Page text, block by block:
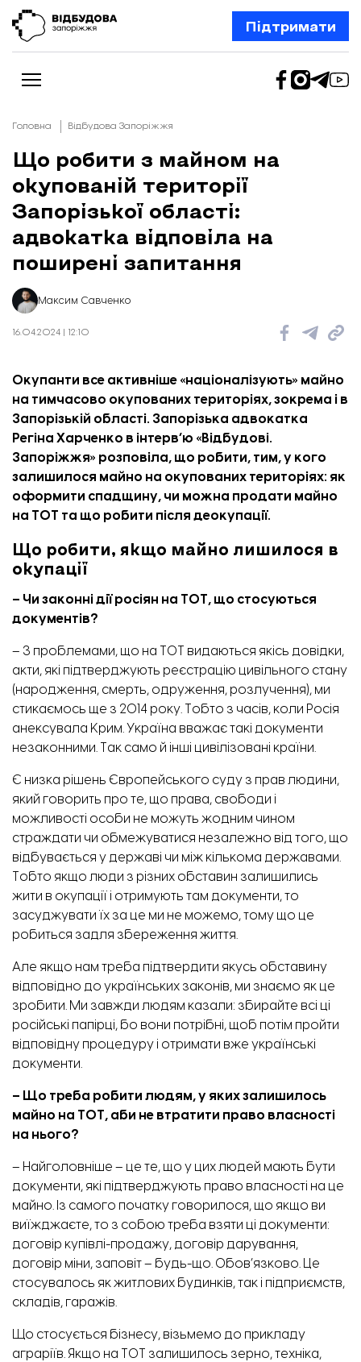
Підтримати
Новини
Відбудова Запоріжжя
Ексклюзив
Шлях додому
Відбудова. Життя
Колонки
Про нас
Редакційна політика
Головна Відбудова Запоріжжя
Що робити з майном на
окупованій території
Запорізької області:
адвокатка відповіла на
поширені запитання
Максим Савченко
16.04.2024 | 12:10
Окупанти все активніше «націоналізують» майно
на тимчасово окупованих територіях, зокрема і в
Запорізькій області. Запорізька адвокатка
Регіна Харченко в інтерв’ю «Відбудові.
Запоріжжя» розповіла, що робити, тим, у кого
залишилося майно на окупованих територіях: як
оформити спадщину, чи можна продати майно
на ТОТ та що робити після деокупації.
Що робити, якщо майно лишилося в
окупації
– Чи законні дії росіян на ТОТ, що стосуються
документів?
– З проблемами, що на ТОТ видаються якісь довідки,
акти, які підтверджують реєстрацію цивільного стану
(народження, смерть, одруження, розлучення), ми
стикаємось ще з 2014 року. Тобто з часів, коли Росія
анексувала Крим. Україна вважає такі документи
незаконними. Так само й інші цивілізовані країни.
Є низка рішень Європейського суду з прав людини,
який говорить про те, що права, свободи і
можливості особи не можуть жодним чином
страждати чи обмежуватися незалежно від того, що
відбувається у державі чи між кількома державами.
Тобто якщо люди з різних обставин залишились
жити в окупації і отримують там документи, то
засуджувати їх за це ми не можемо, тому що це
робиться задля збереження життя.
Але якщо нам треба підтвердити якусь обставину
відповідно до українських законів, ми знаємо як це
зробити. Ми завжди людям казали: збирайте всі ці
російські папірці, бо вони потрібні, щоб потім пройти
відповідну процедуру і отримати вже українські
документи.
– Що треба робити людям, у яких залишилось
майно на ТОТ, аби не втратити право власності
на нього?
– Найголовніше – це те, що у цих людей мають бути
документи, які підтверджують право власності на це
майно. Із самого початку говорилося, що якщо ви
виїжджаєте, то з собою треба взяти ці документи:
договір купівлі-продажу, договір дарування,
договір міни, заповіт – будь-що. Обов’язково. Це
стосувалось як житлових будинків, так і підприємств,
складів, гаражів.
Що стосується бізнесу, візьмемо до прикладу
аграріїв. Якщо на ТОТ залишилось зерно, техніка,